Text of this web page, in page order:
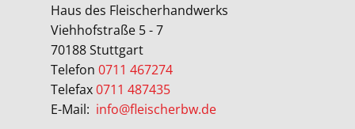
Haus des Fleischerhandwerks
Viehhofstraße 5 - 7
70188 Stuttgart
Telefon 0711 467274
Telefax0711 487435
E-Mail: info@fleischerbw.de